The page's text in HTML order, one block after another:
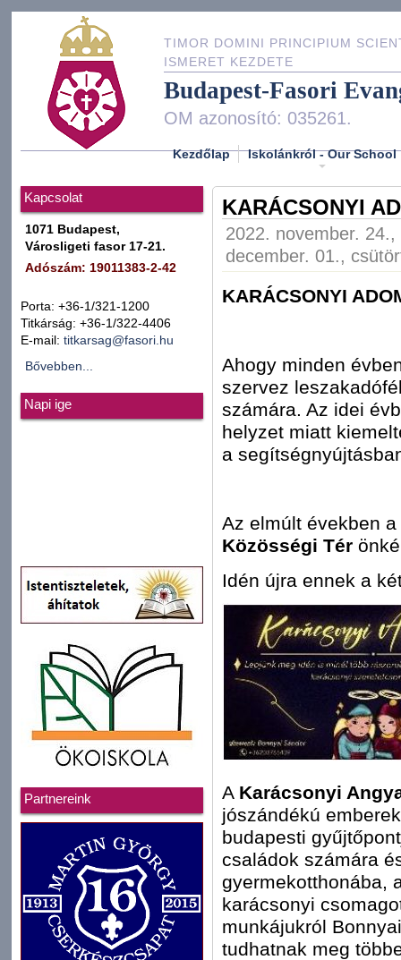
TIMOR DOMINI PRINCIPIUM
ISMERET KEZDETE
Budapest-Fasori
OM azonosító: 035261.
Kezdőlap Iskolánkról - Our School
Kapcsolat
1071 Budapest,
Városligeti fasor 17-21.
Adószám: 19011383-2-42
Porta: +36-1/321-1200
Titkárság: +36-1/322-4406
E-mail: titkarsag@fasori.hu
Bővebben...
Napi ige
Partnereink
KARÁCSONYI
2022. november.
december. 01.,
KARÁCSONYI
Ahogy minden
szervez
számára. Az idei
helyzet miatt
a
Az elmúlt években a
Közösségi Tér
Idén újra ennek a
A Karácsonyi
jószándékú
budapesti
családok számára
gyermekotthonába,
karácsonyi
munkájukról
tudhatnak meg